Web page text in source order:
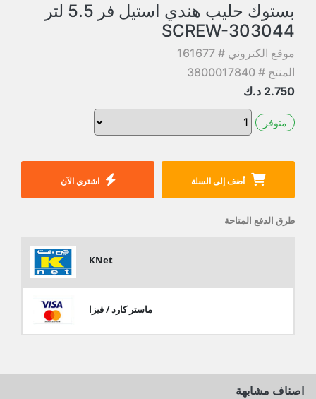
بستوك حليب هندي استيل فر 5.5 لتر
SCREW-303044
موقع الكتروني # 161677
المنتج # 3800017840
2.750 د.ك
متوفر
أضف إلى السلة اشتري الآن
طرق الدفع المتاحة
KNet
ماستر كارد / فيزا
اصناف مشابهة